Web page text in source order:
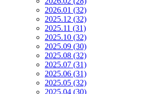
2026.01 (32)
2025.12 (32)
2025.11 (31)
2025.10 (32)
2025.09 (30)
2025.08 (32)
2025.07 (31)
2025.06 (31)
2025.05 (32)
2025.04 (30)